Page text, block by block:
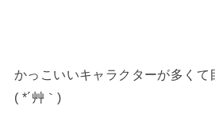
かっこいいキャラクターが多くて
( *´艸｀)